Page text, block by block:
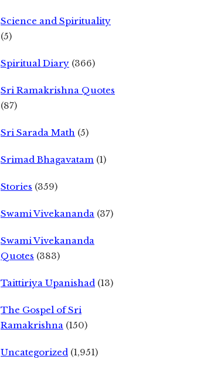
Science and Spirituality
(5)
Spiritual Diary (366)
Sri Ramakrishna Quotes
(87)
Sri Sarada Math (5)
Srimad Bhagavatam (1)
Stories (359)
Swami Vivekananda (37)
Swami Vivekananda
Quotes (383)
Taittiriya Upanishad (13)
The Gospel of Sri
Ramakrishna (150)
Uncategorized (1,951)